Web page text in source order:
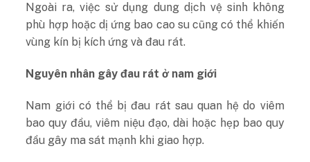
Ngoài ra, việc sử dụng dung dịch vệ sinh không
phù hợp hoặc dị ứng bao cao su cũng có thể khiến
vùng kín bị kích ứng và đau rát.
Nguyên nhân gây đau rát ở nam giới
Nam giới có thể bị đau rát sau quan hệ do viêm
bao quy đầu, viêm niệu đạo, dài hoặc hẹp bao quy
đầu gây ma sát mạnh khi giao hợp.